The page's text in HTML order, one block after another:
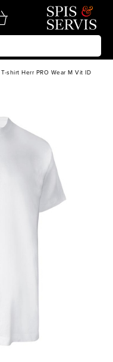
T-shirt Herr PRO Wear M Vit ID